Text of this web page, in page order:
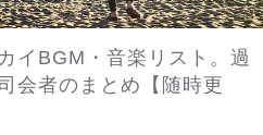
イBGM・音楽リスト。過
会者のまとめ【随時更